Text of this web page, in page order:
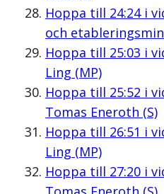
Hoppa till 24:24i
och
Hoppa till 25:03 i
Ling (MP)
Hoppa till 25:52 i
Tomas Eneroth (S)
Hoppa till 26:51 i
Ling (MP)
Hoppa till 27:20i